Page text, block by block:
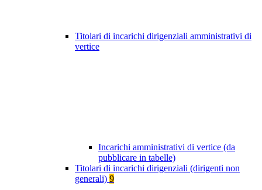
Titolari di incarichi dirigenziali amministrativi di
vertice
Incarichi amministrativi di vertice (da
pubblicare in tabelle)
Titolari di incarichi dirigenziali (dirigenti non
generali) 9